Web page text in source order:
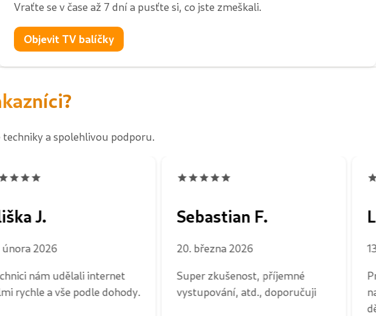
Vraťte se v čase až 7 dní a pusťte si, co jste zmeškali.
Objevit TV balíčky
a spolehlivou podporu.
J.
února 2026
nám udělali internet
rychle a vše podle dohody.
Sebastian F.
20. března 2026
Super zkušenost, příjemné
vystupování, atd., doporučuji